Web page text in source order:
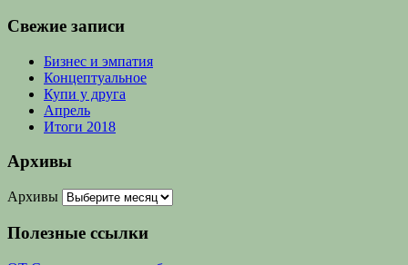
Свежие записи
Бизнес и эмпатия
Концептуальное
Купи у друга
Апрель
Итоги 2018
Архивы
Архивы
Полезные ссылки